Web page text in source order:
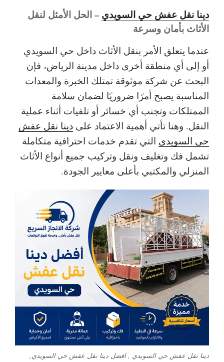
دينا نقل عفش حي السويدي– الحل الأمثل لنقل
الأثاث بأمان وسرعة
عندما يتعلق الأمر بنقل الأثاث داخل حي السويدي
أو إلى أي منطقة أخرى داخل مدينة الرياض، فإن
البحث عن شركة موثوقة تمتلك الخبرة والمعدات
المناسبة يصبح أمرًا ضروريًا لضمان سلامة
الممتلكات وتجنب أي خسائر أو تلفيات أثناء عملية
النقل. وهنا تأتي أهمية الاعتماد على دينا نقل عفش
حي السويدي التي تقدم خدمات احترافية متكاملة
تشمل فك وتغليف ونقل وتركيب جميع أنواع الأثاث
المنزلي والمكتبي بأعلى معايير الجودة.
دينا نقل عفش حي السويدي , افضل دينا نقل عفش حي السويدي,